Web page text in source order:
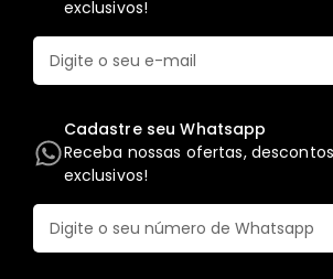
Full
L200
GL,
e
SPORT
Pajero
Airtrek
exclusivos!
Cadastre seu Whatsapp
Receba nossas ofertas,
exclusivos!